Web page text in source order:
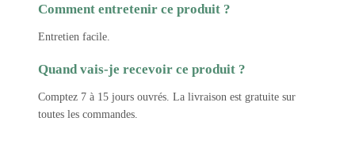
Comment entretenir ce produit ?
Entretien facile.
Quand vais-je recevoir ce produit ?
Comptez 7 à 15 jours ouvrés. La livraison est gratuite sur
toutes les commandes.